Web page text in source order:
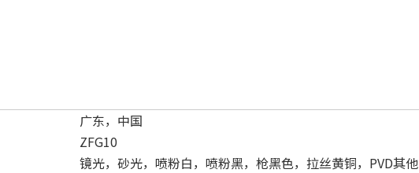
广东，中国
ZFG10
镜光，砂光，喷粉白，喷粉黑，枪黑色，拉丝黄铜，PVD其他